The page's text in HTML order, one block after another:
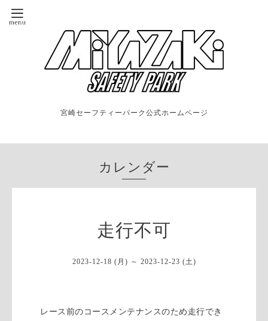
宮崎セーフティーパーク公式ホームページ
カレンダー
走行不可
2023-12-18 (月) ～ 2023-12-23 (土)
レース前のコースメンテナンスのため走行でき